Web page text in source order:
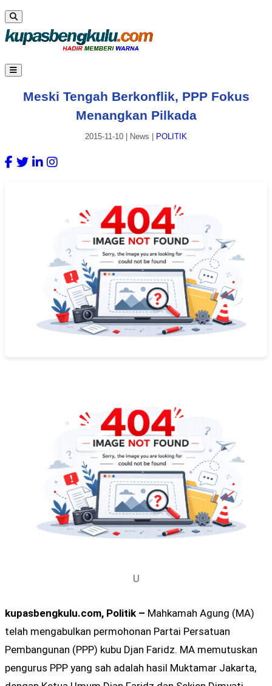
Meski Tengah Berkonflik, PPP Fokus
Menangkan Pilkada
2015-11-10 News POLITIK
U
kupasbengkulu.com, Politik – Mahkamah Agung (MA)
telah mengabulkan permohonan Partai Persatuan
Pembangunan (PPP) kubu Djan Faridz. MA memutuskan
pengurus PPP yang sah adalah hasil Muktamar Jakarta,